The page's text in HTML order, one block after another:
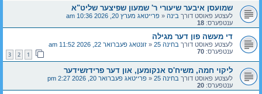
שמועסן איבער שיעורי ר' שמעון שפיצער שליט"א
לעצטע פאוסט דורך בינה « פרייטאג מערץ 20, 2026 10:36 am
ענטפערס: 18
די מעשה פון דער מגילה
לעצטע פאוסט דורך בחינה 25 « זונטאג פעברואר 22, 2026 11:52 am
ענטפערס: 70
1
2
3
ליקוי חמה, משיח'ס אנקומען, און דער פרידזשידער
לעצטע פאוסט דורך בחינה 25 « פרייטאג פעברואר 20, 2026 2:27 pm
ענטפערס: 20